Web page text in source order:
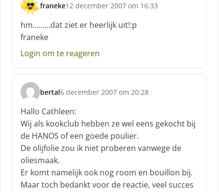
franeke
s
c
h
r
e
f
12 december 2007 om 16:33
hm………dat ziet er heerlijk uit!:p
franeke
Login om te reageren
bertal
s
c
h
r
e
e
f
:
6 december 2007 om 20:28
Hallo Cathleen:
Wij als kookclub hebben ze wel eens gekocht bij
de HANOS of een goede poulier.
De olijfolie zou ik niet proberen vanwege de
oliesmaak.
Er komt namelijk ook nog room en bouillon bij.
Maar toch bedankt voor de reactie, veel succes